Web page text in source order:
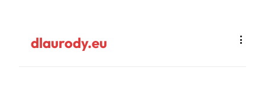
dlaurody.eu